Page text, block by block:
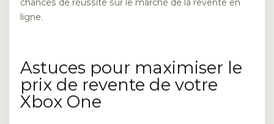
chances de réussite sur le marché de la revente en
ligne.
Astuces pour maximiser le
prix de revente de votre
Xbox One